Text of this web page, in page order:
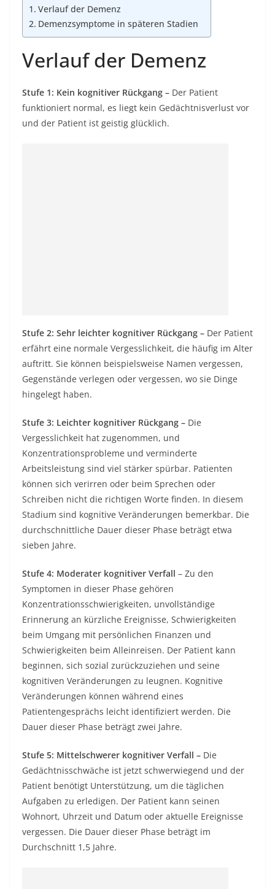
Verlauf der Demenz
Demenzsymptome in späteren Stadien
Verlauf der Demenz
Stufe 1: Kein kognitiver Rückgang – Der Patient
funktioniert normal, es liegt kein Gedächtnisverlust vor
und der Patient ist geistig glücklich.
Stufe 2: Sehr leichter kognitiver Rückgang – Der Patient
erfährt eine normale Vergesslichkeit, die häufig im Alter
auftritt. Sie können beispielsweise Namen vergessen,
Gegenstände verlegen oder vergessen, wo sie Dinge
hingelegt haben.
Stufe 3: Leichter kognitiver Rückgang – Die
Vergesslichkeit hat zugenommen, und
Konzentrationsprobleme und verminderte
Arbeitsleistung sind viel stärker spürbar. Patienten
können sich verirren oder beim Sprechen oder
Schreiben nicht die richtigen Worte finden. In diesem
Stadium sind kognitive Veränderungen bemerkbar. Die
durchschnittliche Dauer dieser Phase beträgt etwa
sieben Jahre.
Stufe 4: Moderater kognitiver Verfall – Zu den
Symptomen in dieser Phase gehören
Konzentrationsschwierigkeiten, unvollständige
Erinnerung an kürzliche Ereignisse, Schwierigkeiten
beim Umgang mit persönlichen Finanzen und
Schwierigkeiten beim Alleinreisen. Der Patient kann
beginnen, sich sozial zurückzuziehen und seine
kognitiven Veränderungen zu leugnen. Kognitive
Veränderungen können während eines
Patientengesprächs leicht identifiziert werden. Die
Dauer dieser Phase beträgt zwei Jahre.
Stufe 5: Mittelschwerer kognitiver Verfall – Die
Gedächtnisschwäche ist jetzt schwerwiegend und der
Patient benötigt Unterstützung, um die täglichen
Aufgaben zu erledigen. Der Patient kann seinen
Wohnort, Uhrzeit und Datum oder aktuelle Ereignisse
vergessen. Die Dauer dieser Phase beträgt im
Durchschnitt 1,5 Jahre.